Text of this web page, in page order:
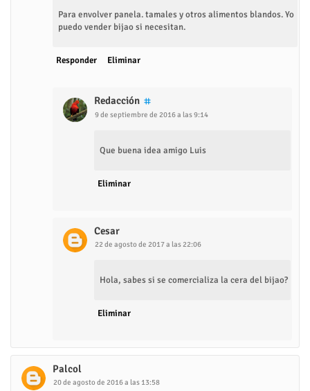
Para envolver panela. tamales y otros alimentos blandos. Yo
puedo vender bijao si necesitan.
Responder Eliminar
Redacción
9 de septiembre de 2016 a las 9:14
Que buena idea amigo Luis
Eliminar
Cesar
22 de agosto de 2017 a las 22:06
Hola, sabes si se comercializa la cera del bijao?
Eliminar
Palcol
20 de agosto de 2016 a las 13:58